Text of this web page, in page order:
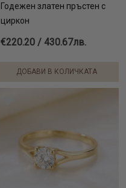
Годежен златен пръстен с
циркон
€220.20 / 430.67лв.
ДОБАВИ В КОЛИЧКАТА